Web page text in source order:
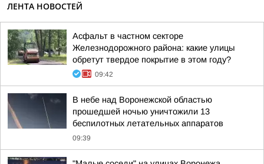
ЛЕНТА НОВОСТЕЙ
Асфальт в частном секторе
Железнодорожного района: какие улицы
обретут твердое покрытие в этом году?
09:42
В небе над Воронежской областью
прошедшей ночью уничтожили 13
беспилотных летательных аппаратов
09:39